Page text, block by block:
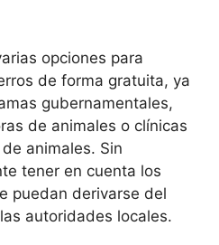
opciones para
de forma gratuita, ya
gubernamentales,
de animales o clínicas
animales. Sin
tener en cuenta los
puedan derivarse del
autoridades locales.